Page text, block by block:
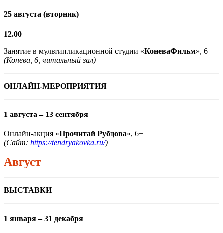
25 августа (вторник)
12.00
Занятие в мультипликационной студии «КоневаФильм», 6+
(Конева, 6, читальный зал)
ОНЛАЙН-МЕРОПРИЯТИЯ
1 августа – 13 сентября
Онлайн-акция «Прочитай Рубцова», 6+
(Сайт: https://tendryakovka.ru/)
Август
ВЫСТАВКИ
1 января – 31 декабря